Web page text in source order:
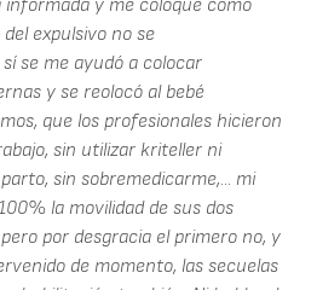
informada y me coloqué como
expulsivo no se
se me ayudó a colocar
y se reolocó al bebé
que los profesionales hicieron
sin utilizar kriteller ni
sin sobremedicarme,... mi
la movilidad de sus dos
por desgracia el primero no, y
de momento, las secuelas